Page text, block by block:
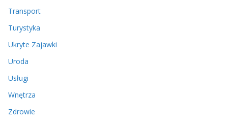
Transport
Turystyka
Ukryte Zajawki
Uroda
Usługi
Wnętrza
Zdrowie